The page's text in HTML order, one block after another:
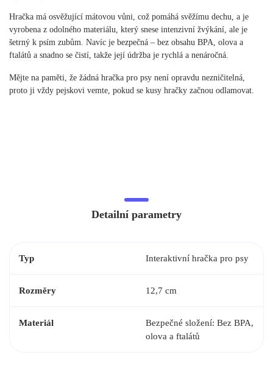
Hračka má osvěžující mátovou vůni, což pomáhá svěžímu dechu, a je
vyrobena z odolného materiálu, který snese intenzivní žvýkání, ale je
šetrný k psím zubům. Navíc je bezpečná – bez obsahu BPA, olova a
ftalátů a snadno se čistí, takže její údržba je rychlá a nenáročná.
Mějte na paměti, že žádná hračka pro psy není opravdu nezničitelná,
proto ji vždy pejskovi vemte, pokud se kusy hračky začnou odlamovat.
Detailní parametry
Typ Interaktivní hračka pro psy
Rozměry 12,7 cm
Materiál
Bezpečné složení: Bez BPA,
olova a ftalátů